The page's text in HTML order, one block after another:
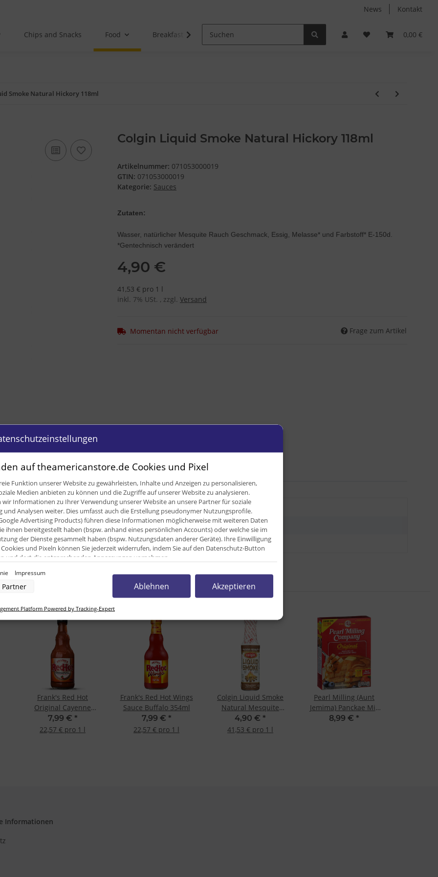
News Kontakt
0,00 €
Chips and Snacks Food Breakfast Non-Food
Smoke Natural Hickory 118ml
Colgin Liquid Smoke Natural Hickory 118ml
Artikelnummer: 071053000019
GTIN: 071053000019
Kategorie: Sauces
Zutaten:
Wasser, natürlicher Mesquite Rauch Geschmack, Essig, Melasse* und Farbstoff* E-150d.
*Gentechnisch verändert
4,90 €
41,53 € pro 1 l
inkl. 7% USt. , zzgl. Versand
Momentan nicht verfügbar Frage zum Artikel
0,20 kg
0,12 kg
118,00 ml
kauften dazu folgende Artikel:
Frank's Red Hot
Original Cayenne
Pepper Sauce 354ml
7,99 € *
22,57 € pro 1 l
Frank's Red Hot Wings
Sauce Buffalo 354ml
7,99 € *
22,57 € pro 1 l
Colgin Liquid Smoke
Natural Mesquite
118ml
4,90 € *
41,53 € pro 1 l
Pearl Milling (Aunt
Jemima) Panckae Mix
Original 907g
8,99 € *
Informationen
auf theamericanstore.de Cookies und Pixel
Funktion unserer Website zu gewährleisten, Inhalte und Anzeigen zu personalisieren,
Medien anbieten zu können und die Zugriffe auf unserer Website zu analysieren.
wir Informationen zu Ihrer Verwendung unserer Website an unsere Partner für soziale
und Analysen weiter. Dies umfasst auch die Erstellung pseudonymer Nutzungsprofile.
Advertising Products) führen diese Informationen möglicherweise mit weiteren Daten
ihnen bereitgestellt haben (bspw. anhand eines persönlichen Accounts) oder welche sie im
der Dienste gesammelt haben (bspw. Nutzungsdaten anderer Geräte). Ihre Einwilligung
und Pixeln können Sie jederzeit widerrufen, indem Sie auf den Datenschutz-Button
und dort die entsprechenden Anpassungen vornehmen.
durch unsere Partner:
Zugriff auf Informationen auf einem Endgerät
Daten zur Auswahl von Werbeanzeigen
zur Auswahl personalisierter Werbung
zur Personalisierung von Inhalten
Profilen zur Auswahl personalisierter Inhalte
von Inhalten
durch Statistiken oder Kombinationen von Daten aus verschiedenen Quellen
der Angebote
Daten zur Auswahl von Inhalten
Standortdaten
zur Identifikation aktiv abfragen
Impressum
Partner Ablehnen Akzeptieren
Platform Powered by Tracking-Expert